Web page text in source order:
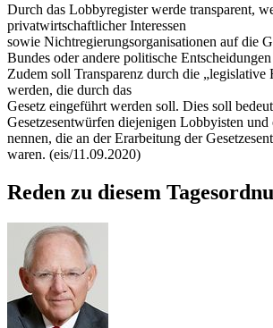
Durch das Lobbyregister werde transparent,
privatwirtschaftlicher Interessen
sowie Nichtregierungsorganisationen auf die
Bundes oder andere politische
Zudem soll Transparenz durch die „legislative
werden, die durch das
Gesetz eingeführt werden soll. Dies soll
Gesetzesentwürfen diejenigen Lobbyisten und
nennen, die an der Erarbeitung der
waren. (eis/11.09.2020)
Reden zu diesem